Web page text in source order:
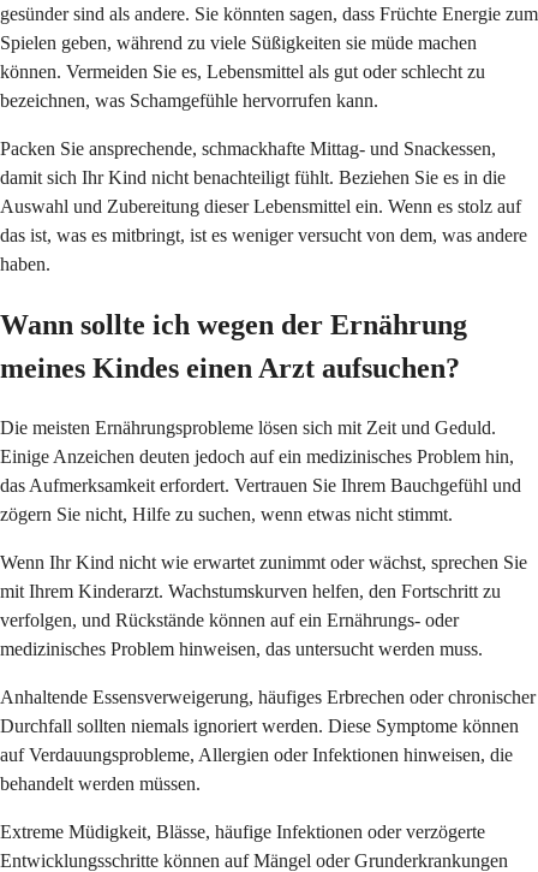
gesünder sind als andere. Sie könnten sagen, dass Früchte Energie zum
Spielen geben, während zu viele Süßigkeiten sie müde machen
können. Vermeiden Sie es, Lebensmittel als gut oder schlecht zu
bezeichnen, was Schamgefühle hervorrufen kann.
Packen Sie ansprechende, schmackhafte Mittag- und Snackessen,
damit sich Ihr Kind nicht benachteiligt fühlt. Beziehen Sie es in die
Auswahl und Zubereitung dieser Lebensmittel ein. Wenn es stolz auf
das ist, was es mitbringt, ist es weniger versucht von dem, was andere
haben.
Wann sollte ich wegen der Ernährung
meines Kindes einen Arzt aufsuchen?
Die meisten Ernährungsprobleme lösen sich mit Zeit und Geduld.
Einige Anzeichen deuten jedoch auf ein medizinisches Problem hin,
das Aufmerksamkeit erfordert. Vertrauen Sie Ihrem Bauchgefühl und
zögern Sie nicht, Hilfe zu suchen, wenn etwas nicht stimmt.
Wenn Ihr Kind nicht wie erwartet zunimmt oder wächst, sprechen Sie
mit Ihrem Kinderarzt. Wachstumskurven helfen, den Fortschritt zu
verfolgen, und Rückstände können auf ein Ernährungs- oder
medizinisches Problem hinweisen, das untersucht werden muss.
Anhaltende Essensverweigerung, häufiges Erbrechen oder chronischer
Durchfall sollten niemals ignoriert werden. Diese Symptome können
auf Verdauungsprobleme, Allergien oder Infektionen hinweisen, die
behandelt werden müssen.
Extreme Müdigkeit, Blässe, häufige Infektionen oder verzögerte
Entwicklungsschritte können auf Mängel oder Grunderkrankungen